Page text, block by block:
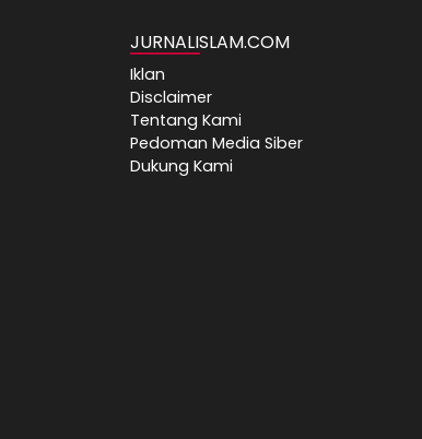
JURNALISLAM.COM
Iklan
Disclaimer
Tentang Kami
Pedoman Media Siber
Dukung Kami